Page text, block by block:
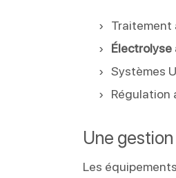
Traitement
Électrolyse
Systèmes
Régulation
Une
Les